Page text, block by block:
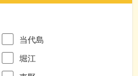
当代島
堀江